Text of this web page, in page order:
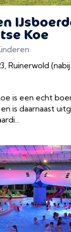
Koe
Ruinerwold
is een echt
is daarnaast